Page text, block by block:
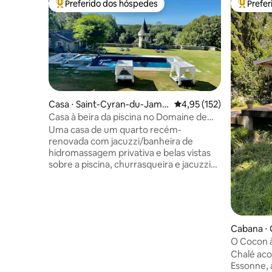
Entre os melhores preferidos dos hóspedes
Preferido dos hóspedes
Casa ⋅ Saint-Cyran-du-Jamb
ot
4,95 de uma avaliação
4,95 (152)
Casa à beira da piscina no Domaine de
Migny
Uma casa de um quarto recém-
renovada com jacuzzi/banheira de
hidromassagem privativa e belas vistas
sobre a piscina, churrasqueira e jacuzzi
Entre
Cabana
e
O Cocon
Chalé